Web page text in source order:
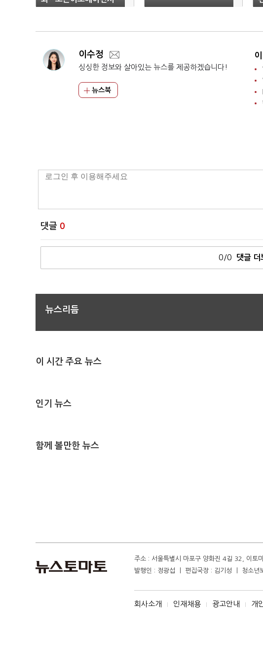
스타트업 4개사와 협력
이수정
싱싱한 정보와 살아있는 뉴스를 제공하겠습니다!
뉴스북
댓글 0
0/0 댓글 더
뉴스리듬
이 시간 주요 뉴스
인기 뉴스
함께 볼만한 뉴스
주소 : 서울특별시 마포구 양화진 4길 32, 이
발행인 : 정광섭 ㅣ 편집국장 : 김기성 ㅣ 청소
회사소개 I 인재채용 I 광고안내 I 개